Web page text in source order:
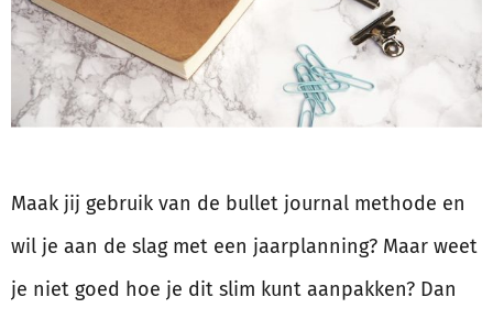
Maak jij gebruik van de bullet journal methode en
wil je aan de slag met een jaarplanning? Maar weet
je niet goed hoe je dit slim kunt aanpakken? Dan